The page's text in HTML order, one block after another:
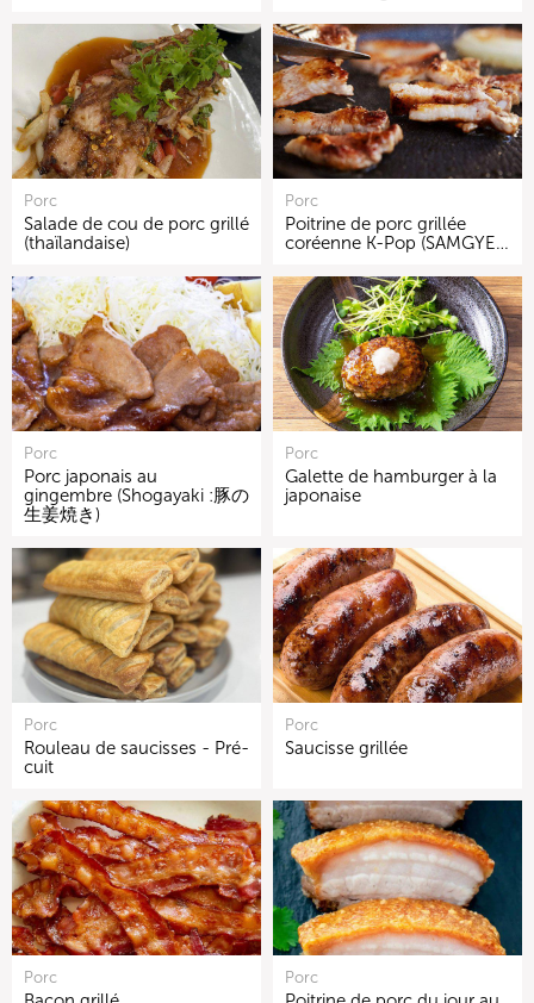
Porc
Salade de cou de porc grillé
(thaïlandaise)
Porc
Poitrine de porc grillée
coréenne K-Pop (SAMGYE…
Porc
Porc japonais au
gingembre (Shogayaki :豚の
生姜焼き)
Porc
Galette de hamburger à la
japonaise
Porc
Rouleau de saucisses - Pré-
cuit
Porc
Saucisse grillée
Porc Porc